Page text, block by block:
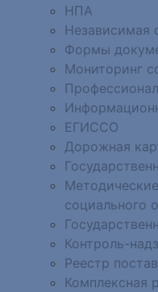
НПА
Независимая
Формы
Мониторинг
ЕГИССО
Дорожная
социального
Контроль-
Реестр
Комплексная